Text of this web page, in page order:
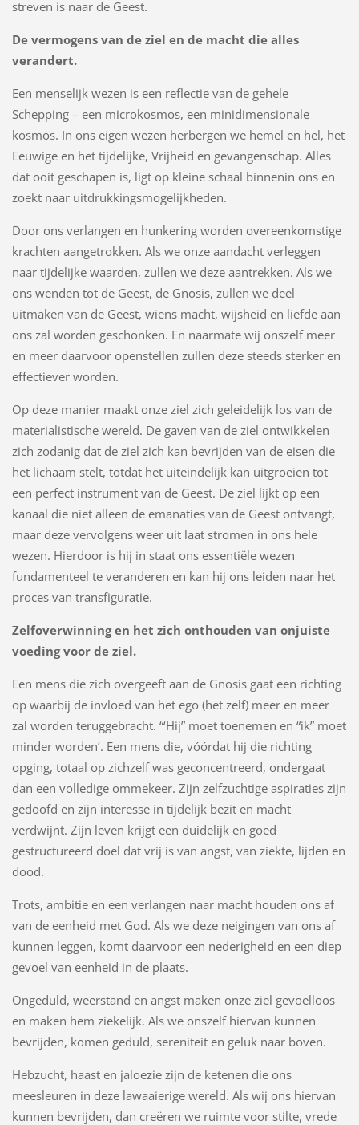
streven is naar de Geest.
De vermogens van de ziel en de macht die alles
verandert.
Een menselijk wezen is een reflectie van de gehele
Schepping – een microkosmos, een minidimensionale
kosmos. In ons eigen wezen herbergen we hemel en hel, het
Eeuwige en het tijdelijke, Vrijheid en gevangenschap. Alles
dat ooit geschapen is, ligt op kleine schaal binnenin ons en
zoekt naar uitdrukkingsmogelijkheden.
Door ons verlangen en hunkering worden overeenkomstige
krachten aangetrokken. Als we onze aandacht verleggen
naar tijdelijke waarden, zullen we deze aantrekken. Als we
ons wenden tot de Geest, de Gnosis, zullen we deel
uitmaken van de Geest, wiens macht, wijsheid en liefde aan
ons zal worden geschonken. En naarmate wij onszelf meer
en meer daarvoor openstellen zullen deze steeds sterker en
effectiever worden.
Op deze manier maakt onze ziel zich geleidelijk los van de
materialistische wereld. De gaven van de ziel ontwikkelen
zich zodanig dat de ziel zich kan bevrijden van de eisen die
het lichaam stelt, totdat het uiteindelijk kan uitgroeien tot
een perfect instrument van de Geest. De ziel lijkt op een
kanaal die niet alleen de emanaties van de Geest ontvangt,
maar deze vervolgens weer uit laat stromen in ons hele
wezen. Hierdoor is hij in staat ons essentiële wezen
fundamenteel te veranderen en kan hij ons leiden naar het
proces van transfiguratie.
Zelfoverwinning en het zich onthouden van onjuiste
voeding voor de ziel.
Een mens die zich overgeeft aan de Gnosis gaat een richting
op waarbij de invloed van het ego (het zelf) meer en meer
zal worden teruggebracht. “‘Hij” moet toenemen en “ik” moet
minder worden’. Een mens die, vóórdat hij die richting
opging, totaal op zichzelf was geconcentreerd, ondergaat
dan een volledige ommekeer. Zijn zelfzuchtige aspiraties zijn
gedoofd en zijn interesse in tijdelijk bezit en macht
verdwijnt. Zijn leven krijgt een duidelijk en goed
gestructureerd doel dat vrij is van angst, van ziekte, lijden en
dood.
Trots, ambitie en een verlangen naar macht houden ons af
van de eenheid met God. Als we deze neigingen van ons af
kunnen leggen, komt daarvoor een nederigheid en een diep
gevoel van eenheid in de plaats.
Ongeduld, weerstand en angst maken onze ziel gevoelloos
en maken hem ziekelijk. Als we onszelf hiervan kunnen
bevrijden, komen geduld, sereniteit en geluk naar boven.
Hebzucht, haast en jaloezie zijn de ketenen die ons
meesleuren in deze lawaaierige wereld. Als wij ons hiervan
kunnen bevrijden, dan creëren we ruimte voor stilte, vrede